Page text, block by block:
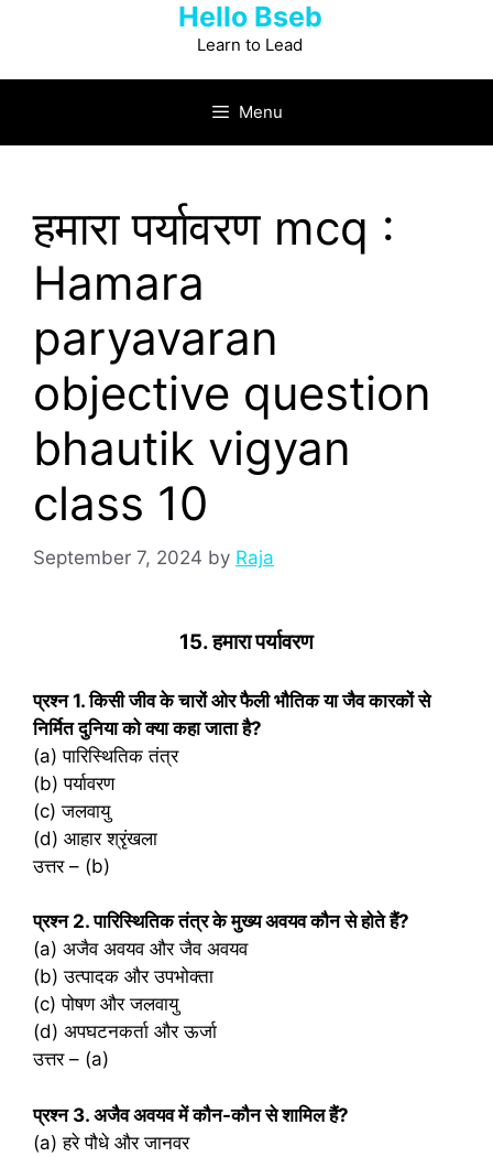
Hello Bseb
Learn to Lead
Menu
हमारा पर्यावरण mcq :
Hamara
paryavaran
objective question
bhautik vigyan
class 10
September 7, 2024 by Raja
15. हमारा पर्यावरण
प्रश्‍न 1. किसी जीव के चारों ओर फैली भौतिक या जैव कारकों से
निर्मित दुनिया को क्या कहा जाता है?
(a) पारिस्थितिक तंत्र
(b) पर्यावरण
(c) जलवायु
(d) आहार श्रृंखला
उत्तर – (b)
प्रश्‍न 2. पारिस्थितिक तंत्र के मुख्य अवयव कौन से होते हैं?
(a) अजैव अवयव और जैव अवयव
(b) उत्पादक और उपभोक्ता
(c) पोषण और जलवायु
(d) अपघटनकर्ता और ऊर्जा
उत्तर – (a)
प्रश्‍न 3. अजैव अवयव में कौन-कौन से शामिल हैं?
(a) हरे पौधे और जानवर